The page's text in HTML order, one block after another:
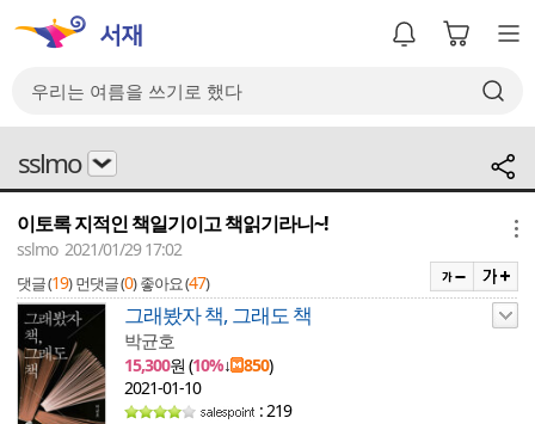
sslmo
이토록 지적인 책일기이고 책읽기라니~!
sslmo 2021/01/29 17:02
댓글 (19) 먼댓글 (0) 좋아요 (47)
그래봤자 책, 그래도 책
박균호
15,300원 (10%↓ 850)
2021-01-10
: 219